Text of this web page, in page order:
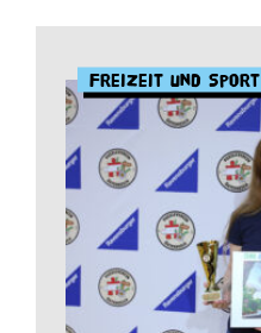
Freizeit und Sport